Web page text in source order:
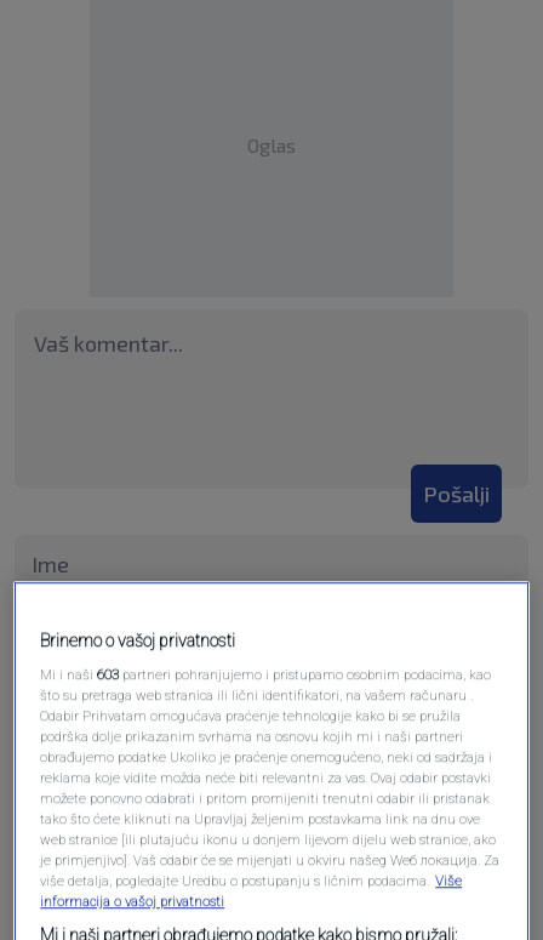
Oglas
Pošalji
Pošalji komentar
Brinemo o vašoj privatnosti
Mi i naši603 partneri pohranjujemo i pristupamo osobnim podacima, kao
što su pretraga web stranica ili lični identifikatori, na vašem računaru .
Odabir Prihvatam omogućava praćenje tehnologije kako bi se pružila
podrška dolje prikazanim svrhama na osnovu kojih mi i naši partneri
obrađujemo podatke Ukoliko je praćenje onemogućeno, neki od sadržaja i
reklama koje vidite možda neće biti relevantni za vas. Ovaj odabir postavki
možete ponovno odabrati i pritom promijeniti trenutni odabir ili pristanak
tako što ćete kliknuti na Upravljaj željenim postavkama link na dnu ove
web stranice [ili plutajuću ikonu u donjem lijevom dijelu web stranice, ako
je primjenjivo]. Vaš odabir će se mijenjati u okviru našeg Wеб локација. Za
više detalja, pogledajte Uredbu o postupanju s ličnim podacima. Više
informacija o vašoj privatnosti
Mi i naši partneri obrađujemo podatke kako bismo pružali: